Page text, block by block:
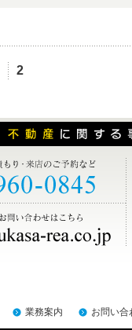
2
業務案内 お問い合